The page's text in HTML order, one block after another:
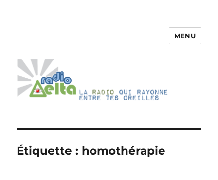
MENU
Étiquette : homothérapie